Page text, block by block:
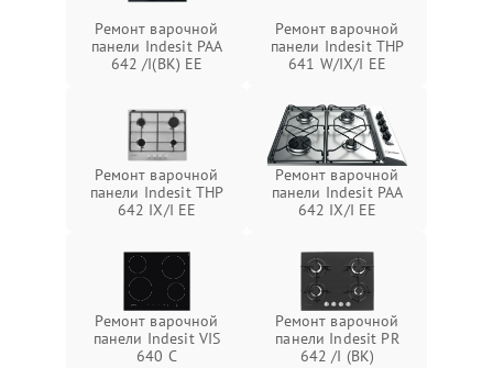
Ремонт варочной
панели Indesit PAA
642 /I(BK) EE
Ремонт варочной
панели Indesit THP
641 W/IX/I EE
Ремонт варочной
панели Indesit THP
642 IX/I EE
Ремонт варочной
панели Indesit PAA
642 IX/I EE
Ремонт варочной
панели Indesit VIS
640 C
Ремонт варочной
панели Indesit PR
642 /I (BK)